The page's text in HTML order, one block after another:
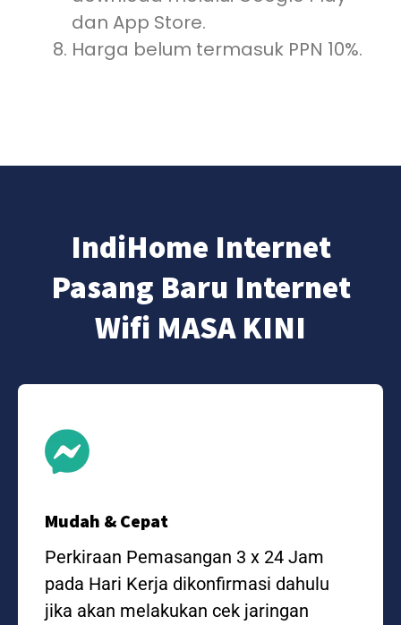
dan App Store.
Harga belum termasuk PPN 10%.
IndiHome Internet
Pasang Baru Internet
Wifi MASA KINI
Mudah & Cepat
Perkiraan Pemasangan 3 x 24 Jam
pada Hari Kerja dikonfirmasi dahulu
jika akan melakukan cek jaringan